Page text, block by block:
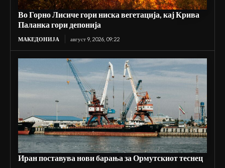
Во Горно Лисиче гори ниска вегетација, кај Крива
Паланка гори депонија
МАКЕДОНИЈА август 9, 2026, 09:22
Иран поставува нови барања за Ормутскиот теснец